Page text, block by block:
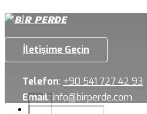
İletişime Geçin
Telefon: +90 541 727 42 93
Email:info@birperde.com